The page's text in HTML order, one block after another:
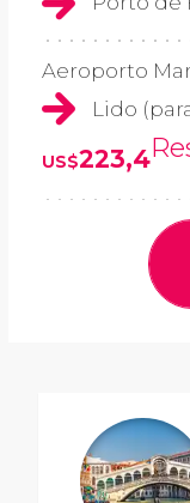
Aeroporto
Lido
US$223,4